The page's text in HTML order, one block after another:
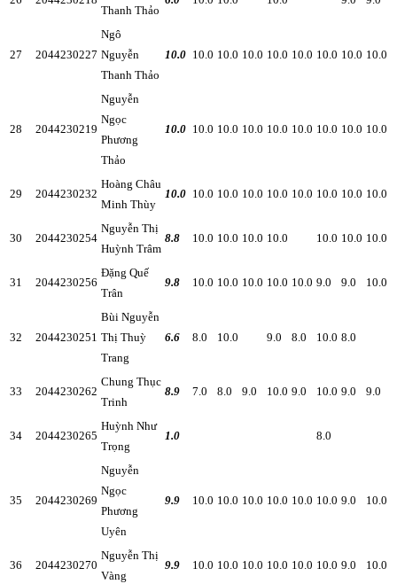
Thanh Thảo
27 2044230227
Ngô
Nguyễn
Thanh Thảo
10.0 10.0 10.0 10.0 10.0 10.0 10.0 10.0 10.0
28 2044230219
Nguyễn
Ngọc
Phương
Thảo
10.0 10.0 10.0 10.0 10.0 10.0 10.0 10.0 10.0
29 2044230232
Hoàng Châu
Minh Thùy
10.0 10.0 10.0 10.0 10.0 10.0 10.0 10.0 10.0
30 2044230254
Nguyễn Thị
Huỳnh Trâm
8.8 10.0 10.0 10.0 10.0 10.0 10.0 10.0
31 2044230256
Đặng Quế
Trân
9.8 10.0 10.0 10.0 10.0 10.0 9.0 9.0 10.0
32 2044230251
Bùi Nguyễn
Thị Thuỳ
Trang
6.6 8.0 10.0 9.0 8.0 10.0 8.0
33 2044230262
Chung Thục
Trinh
8.9 7.0 8.0 9.0 10.0 9.0 10.0 9.0 9.0
34 2044230265
Huỳnh Như
Trọng
1.0 8.0
35 2044230269
Nguyễn
Ngọc
Phương
Uyên
9.9 10.0 10.0 10.0 10.0 10.0 10.0 9.0 10.0
36 2044230270
Nguyễn Thị
Vàng
9.9 10.0 10.0 10.0 10.0 10.0 10.0 9.0 10.0